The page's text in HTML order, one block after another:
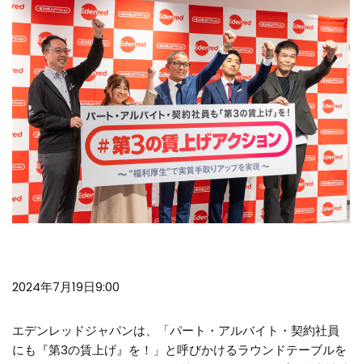
2024年7月19日9:00
エデンレッドジャパンは、「パート・アルバイト・契約社員
にも『第3の賃上げ』を！」と呼びかけるラウンドテーブルを